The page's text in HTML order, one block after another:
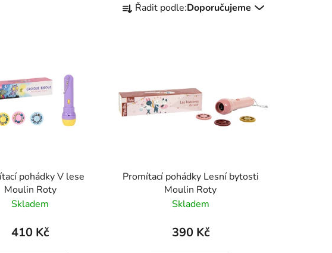
a
p
r
o
k
t
Řadit podle:Doporučujeme
pohádky V lese
Moulin Roty
Skladem
410 Kč
Promítací pohádky Lesní bytosti
Moulin Roty
Skladem
390 Kč